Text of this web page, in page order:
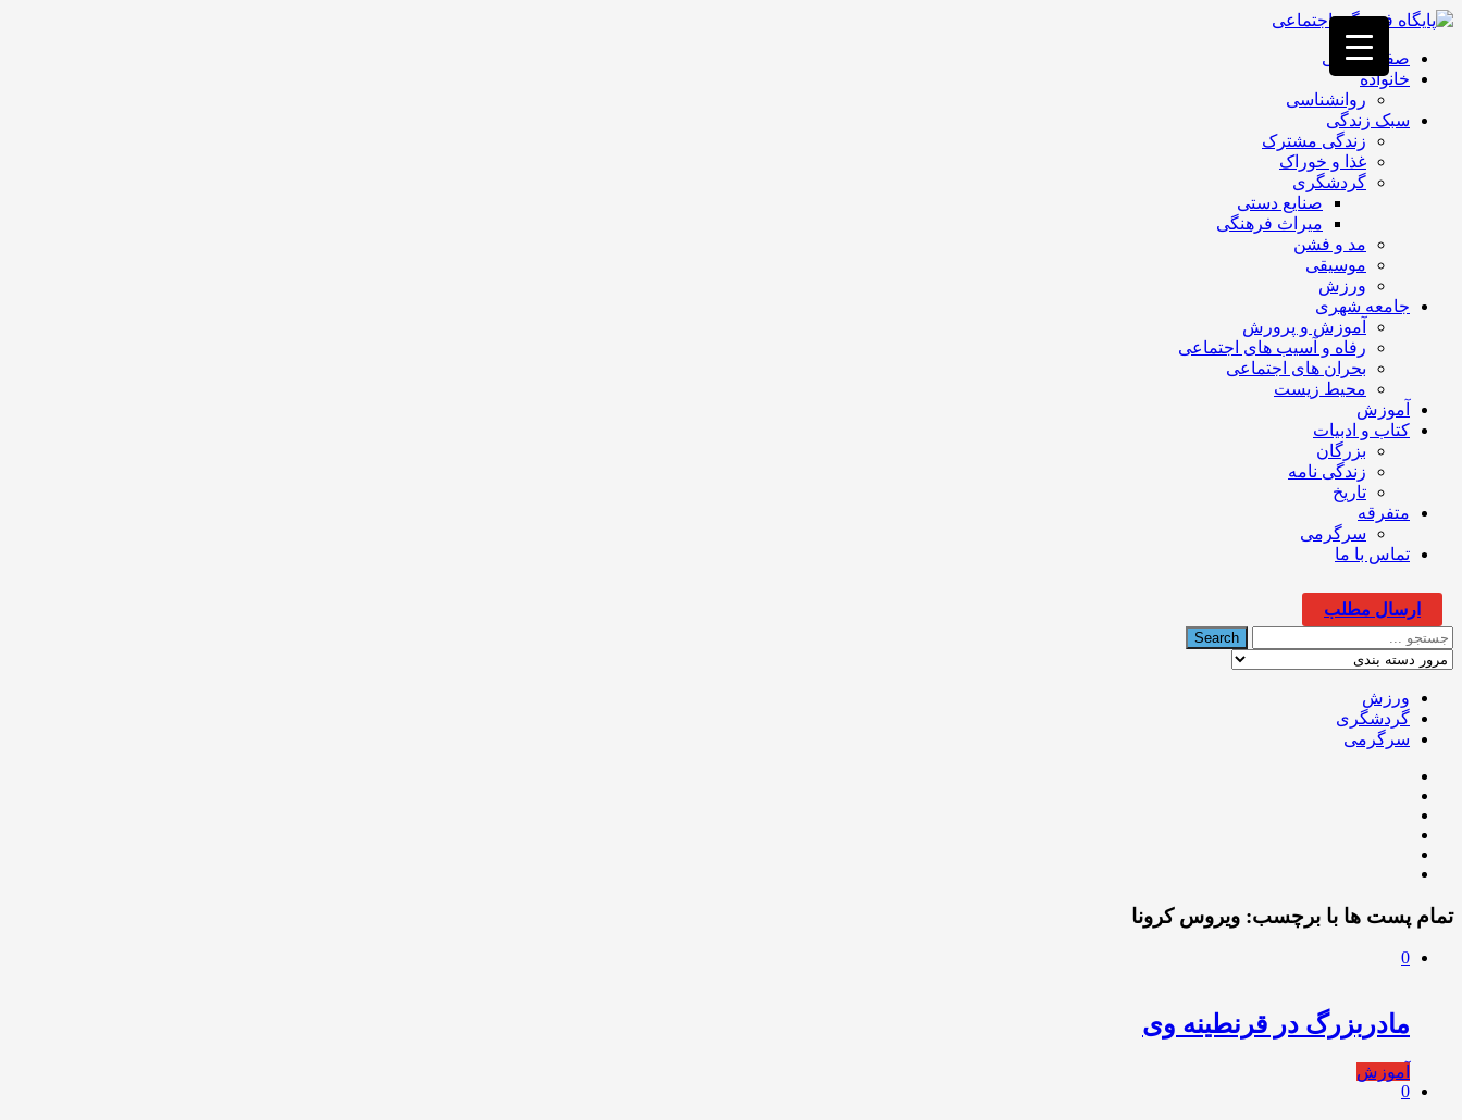
فصد
غرب
تهران
خشکشویی
تصفیه
تهران
صفحه اصلی
خانواده
روانشناسی
سبک زندگی
زندگی مشترک
غذا و خوراک
گردشگری
صنایع دستی
میراث فرهنگی
مد و فشن
موسیقی
ورزش
جامعه شهری
آموزش و پرورش
رفاه و آسیب های اجتماعی
بحران های اجتماعی
محیط زیست
آموزش
کتاب و ادبیات
بزرگان
زندگی نامه
تاریخ
متفرقه
سرگرمی
تماس با ما
ارسال مطلب
ورزش
گردشگری
سرگرمی
تمام پست ها با برچسب: ویروس کرونا
0
مادربزرگ در قرنطینه وی
آموزش
0